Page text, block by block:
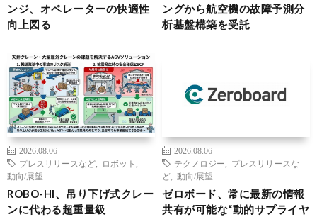
ンジ、オペレーターの快適性
向上図る
ングから航空機の故障予測分
析基盤構築を受託
2026.08.06
プレスリリースなど
ロボット
動向/展望
ROBO-HI、吊り下げ式クレー
ンに代わる超重量級
2026.08.06
テクノロジー
プレスリリースな
ど
動向/展望
ゼロボード、常に最新の情報
共有が可能な“動的サプライヤ